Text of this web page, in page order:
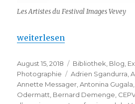
Les Artistes du Festival Images Vevey
„Images Vevey 2018 –
weiterlesen
Veröffentlicht
am
August 15, 2018 Kategorien
Bibliothek Blog
Photographie
Schlagwörter
Adrien Sgandurra ,
Annette Messager ,Antonina Gugala
Odermatt Bernard Demenge